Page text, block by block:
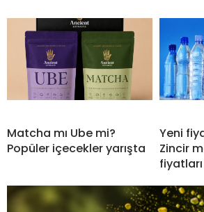
Matcha mı Ube mi?
Popüler içecekler yarışta
Yeni
Zincir